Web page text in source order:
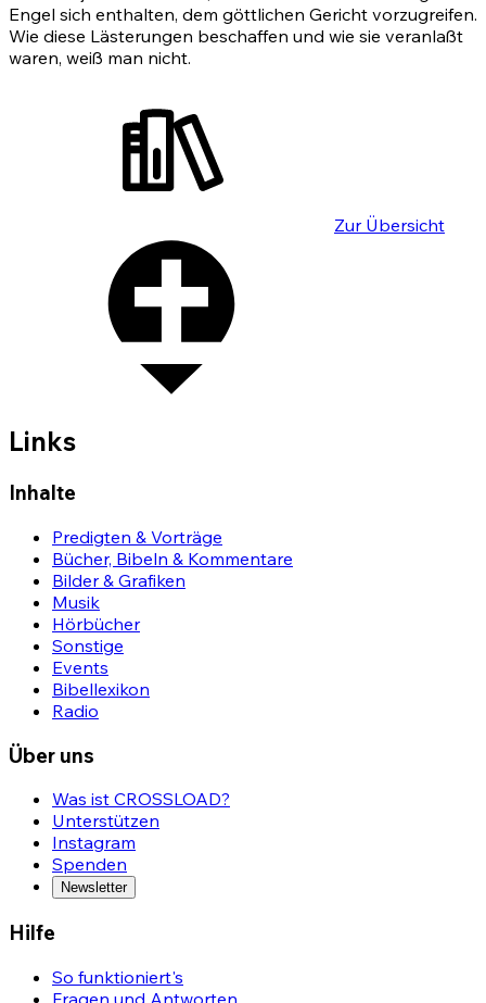
Engel sich enthalten, dem göttlichen Gericht vorzugreifen.
Wie diese Lästerungen beschaffen und wie sie veranlaßt
waren, weiß man nicht.
Zur Übersicht
Links
Inhalte
Predigten & Vorträge
Bücher, Bibeln & Kommentare
Bilder & Grafiken
Musik
Hörbücher
Sonstige
Events
Bibellexikon
Radio
Über uns
Was ist CROSSLOAD?
Unterstützen
Instagram
Spenden
Newsletter
Hilfe
So funktioniert's
Fragen und Antworten